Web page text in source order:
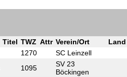
Titel TWZ Attr Verein/Ort Land
1270 SC Leinzell
1095
SV 23
Böckingen